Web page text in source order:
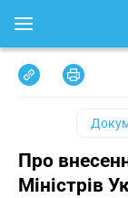
Про
Міністрів